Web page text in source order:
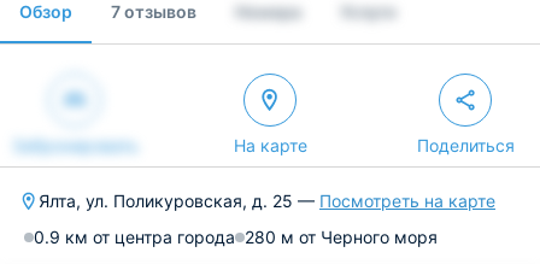
Обзор Номера
7 отзывов Услуги
Забронировать На карте Поделиться
Ялта, ул. Поликуровская, д. 25 — Посмотреть на карте
0.9 км от центра города 280 м от Черного моря